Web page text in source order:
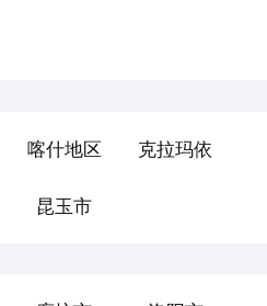
喀什地区 克拉玛依
昆玉市